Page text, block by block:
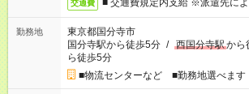
交通費 ■ 交通費規定内支給 ※派遣先に
勤務地
東京都国分寺市
国分寺駅から徒歩5分 / 西国分寺駅から
ら徒歩5分
■物流センターなど ■勤務地選べます